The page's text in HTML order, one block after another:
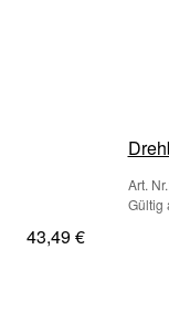
Art.
Gültig
43,49 €